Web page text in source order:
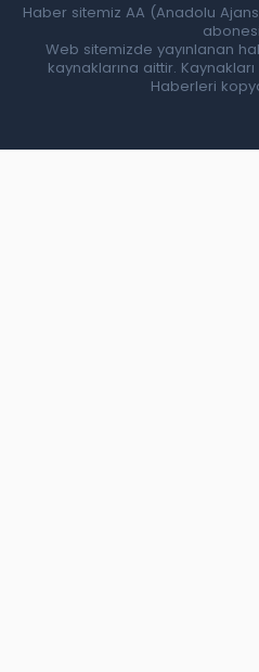
Haber sitemiz AA (Anadolu
Web sitemizde yayınlanan
kaynaklarına aittir.
Haberleri